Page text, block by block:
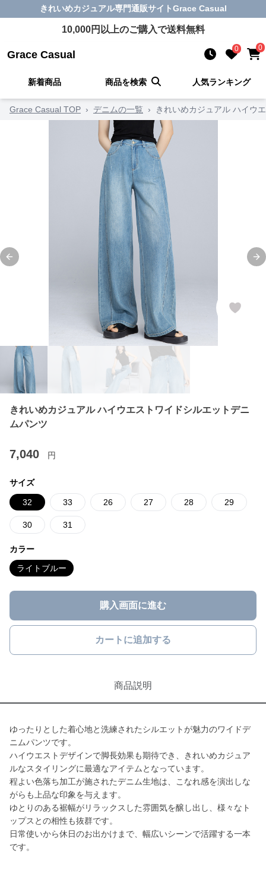
きれいめカジュアル専門通販サイトGrace Casual
10,000円以上のご購入で送料無料
Grace Casual 0 0
新着商品 商品を検索 人気ランキング
Grace Casual TOP › デニムの一覧 › きれいめカジュアル ハイウ
Previous slide
きれいめカジュアル ハイウエストワイドシルエットデニ
ムパンツ
7,040 円
サイズ
32 33 26 27 28 29
30 31
カラー
ライトブルー
購入画面に進む
カートに追加する
商品説明
ゆったりとした着心地と洗練されたシルエットが魅力のワイドデ
ニムパンツです。
ハイウエストデザインで脚長効果も期待でき、きれいめカジュア
ルなスタイリングに最適なアイテムとなっています。
程よい色落ち加工が施されたデニム生地は、こなれ感を演出しな
がらも上品な印象を与えます。
ゆとりのある裾幅がリラックスした雰囲気を醸し出し、様々なト
ップスとの相性も抜群です。
日常使いから休日のお出かけまで、幅広いシーンで活躍する一本
です。